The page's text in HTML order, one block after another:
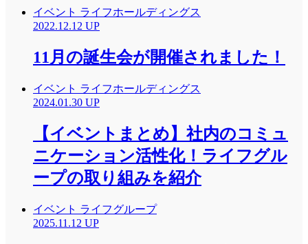
イベント ライフホールディングス
2022.12.12 UP
11月の誕生会が開催されました！
イベント ライフホールディングス
2024.01.30 UP
【イベントまとめ】社内のコミュ
ニケーション活性化！ライフグル
ープの取り組みを紹介
イベント ライフグループ
2025.11.12 UP